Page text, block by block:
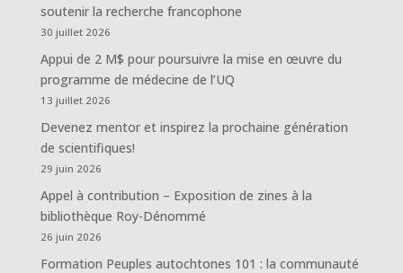
soutenir la recherche francophone
30 juillet 2026
Appui de 2 M$ pour poursuivre la mise en œuvre du
programme de médecine de l’UQ
13 juillet 2026
Devenez mentor et inspirez la prochaine génération
de scientifiques!
29 juin 2026
Appel à contribution – Exposition de zines à la
bibliothèque Roy-Dénommé
26 juin 2026
Formation Peuples autochtones 101 : la communauté